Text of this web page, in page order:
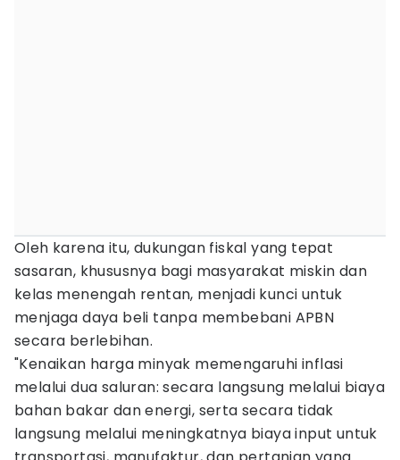
Oleh karena itu, dukungan fiskal yang tepat
sasaran, khususnya bagi masyarakat miskin dan
kelas menengah rentan, menjadi kunci untuk
menjaga daya beli tanpa membebani APBN
secara berlebihan.
"Kenaikan harga minyak memengaruhi inflasi
melalui dua saluran: secara langsung melalui biaya
bahan bakar dan energi, serta secara tidak
langsung melalui meningkatnya biaya input untuk